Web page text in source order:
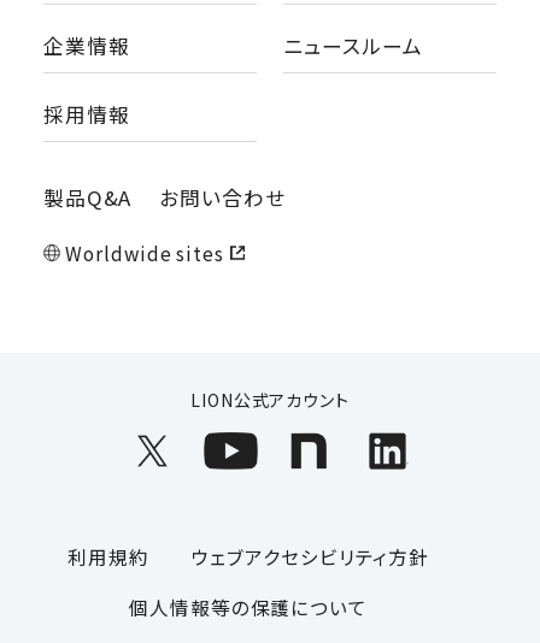
企業情報 ニュースルーム
採用情報
製品Q&A お問い合わせ
Worldwide sites
LION公式アカウント
利用規約
ウェブアクセシビリティ方針
個人情報等の保護について